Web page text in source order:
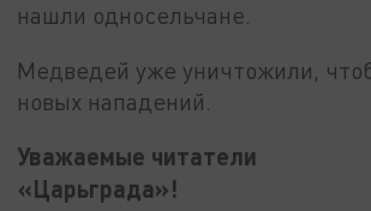
нашли односельчане.
Медведей уже уничтожили,
новых нападений.
Уважаемые читатели
«Царьграда»!